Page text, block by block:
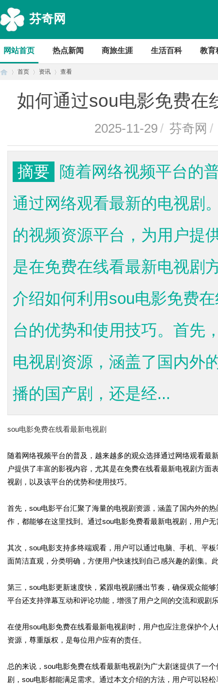
芬奇网
网站首页 热点新闻 商旅生涯 生活百科 教育
首页 资讯 查看
如何通过sou电影免费在
2025-11-29 / 芬奇网 /
摘要
随着网络视频平台的
通过网络观看最新的电视剧
的视频资源平台，为用户提
是在免费在线看最新电视剧
介绍如何利用sou电影免费
台的优势和使用技巧。首先
电视剧资源，涵盖了国内外
播的国产剧，还是经...
sou电影免费在线看最新电视剧
随着网络视频平台的普及，越来越多的观众选择通过网络观看
户提供了丰富的影视内容，尤其是在免费在线看最新电视剧方
视剧，以及该平台的优势和使用技巧。
首先，sou电影平台汇聚了海量的电视剧资源，涵盖了国内外的
作，都能够在这里找到。通过sou电影免费看最新电视剧，用户
其次，sou电影支持多终端观看，用户可以通过电脑、手机、平
面简洁直观，分类明确，方便用户快速找到自己感兴趣的剧集。
第三，sou电影更新速度快，紧跟电视剧播出节奏，确保观众能
平台还支持弹幕互动和评论功能，增强了用户之间的交流和观剧
在使用sou电影免费在线看最新电视剧时，用户也应注意保护个
资源，尊重版权，是每位用户应有的责任。
总的来说，sou电影免费在线看最新电视剧为广大剧迷提供了一
剧，sou电影都能满足需求。通过本文介绍的方法，用户可以轻